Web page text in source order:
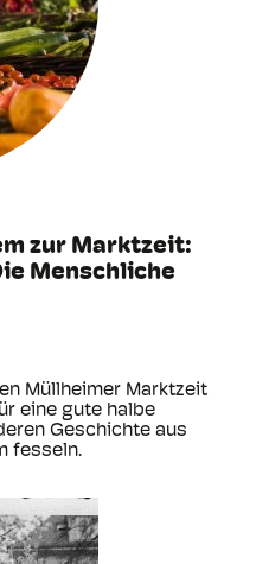
zur Marktzeit:
Menschliche
Müllheimer Marktzeit
eine gute halbe
Geschichte aus
fesseln.